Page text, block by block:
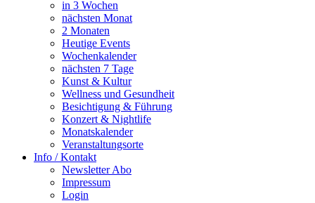
in 3 Wochen
nächsten Monat
2 Monaten
Heutige Events
Wochenkalender
nächsten 7 Tage
Kunst & Kultur
Wellness und Gesundheit
Besichtigung & Führung
Konzert & Nightlife
Monatskalender
Veranstaltungsorte
Info / Kontakt
Newsletter Abo
Impressum
Login